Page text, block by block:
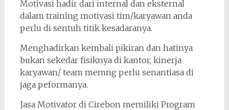
Motivasi hadir dari internal dan eksternal
dalam training motivasi tim/karyawan anda
perlu di sentuh titik kesadaranya.
Menghadirkan kembali pikiran dan hatinya
bukan sekedar fisiknya di kantor, kinerja
karyawan/ team memng perlu senantiasa di
jaga peformanya.
Jasa Motivator di Cirebon memiliki Program